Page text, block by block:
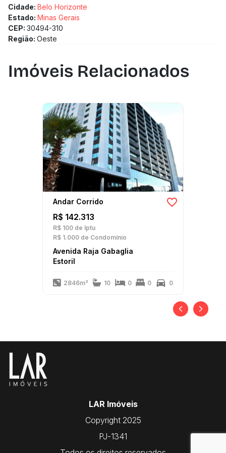
Cidade: Belo Horizonte
Estado: Minas Gerais
CEP: 30494-310
Região: Oeste
Imóveis Relacionados
Andar Corrido
R$ 142.313
R$ 100 de Iptu
R$ 1.000 de Condomínio
Avenida Raja Gabaglia
Estoril
2846m² 10 0 0 0
LAR Imóveis
Copyright 2025
PJ-1341